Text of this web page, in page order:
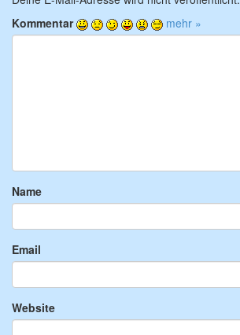
Kommentar
mehr »
Name
Email
Website